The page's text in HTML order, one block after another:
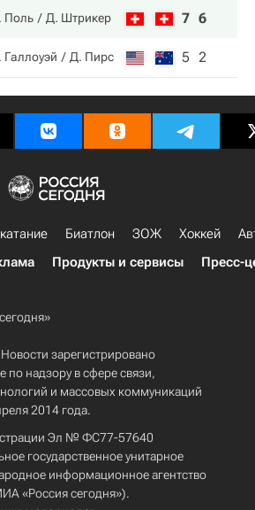
Поль Д. Штрикер 7 6
Галлоуэй Д. Пирс 5 2
Биатлон ЗОЖ Хоккей
Продукты и сервисы Пресс-
зарегистрировано
по надзору в сфере связи,
и массовых коммуникаций
2014 года.
Эл № ФС77-57640
государственное унитарное
информационное агентство
«Россия сегодня»).